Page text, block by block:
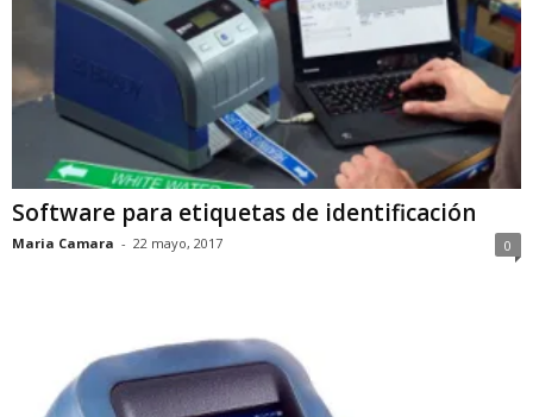
Software para etiquetas de identificación
Maria Camara - 22 mayo, 2017 0